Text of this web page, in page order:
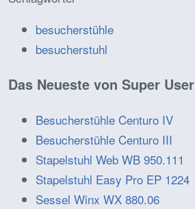
besucherstühle
besucherstuhl
Das Neueste von Super User
Besucherstühle Centuro IV
Besucherstühle Centuro III
Stapelstuhl Web WB 950.111
Stapelstuhl Easy Pro EP 1224
Sessel Winx WX 880.06